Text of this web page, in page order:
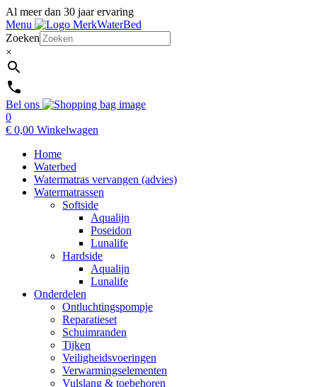
Al meer dan 30 jaar ervaring
Menu
Zoeken
×
Bel ons
0
€ 0,00 Winkelwagen
Home
Waterbed
Watermatras vervangen (advies)
Watermatrassen
Softside
Aqualijn
Poseidon
Lunalife
Hardside
Aqualijn
Lunalife
Onderdelen
Ontluchtingspompje
Reparatieset
Schuimranden
Tijken
Veiligheidsvoeringen
Verwarmingselementen
Vulslang & toebehoren